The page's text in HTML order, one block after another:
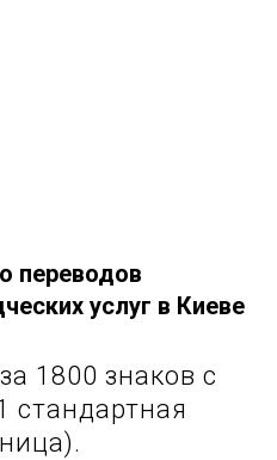
переводов
услуг в Киеве
1800 знаков с
стандартная